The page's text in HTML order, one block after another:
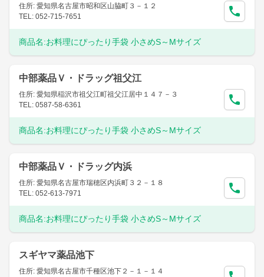
住所: 愛知県名古屋市昭和区山脇町３－１２
TEL: 052-715-7651
商品名:お料理にぴったり手袋 小さめS～Mサイズ
中部薬品Ｖ・ドラッグ祖父江
住所: 愛知県稲沢市祖父江町祖父江居中１４７－３
TEL: 0587-58-6361
商品名:お料理にぴったり手袋 小さめS～Mサイズ
中部薬品Ｖ・ドラッグ内浜
住所: 愛知県名古屋市瑞穂区内浜町３２－１８
TEL: 052-613-7971
商品名:お料理にぴったり手袋 小さめS～Mサイズ
スギヤマ薬品池下
住所: 愛知県名古屋市千種区池下２－１－１４